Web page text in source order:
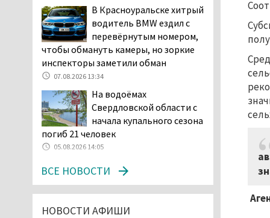
Двое детей пострадали
при сходе трамвая с
рельсов в Нижнем Тагиле
06.08.2026 14:25
Правительство РФ
и продажу бензина класса
«Евро-2», в котором содержание
серы в 10 раз выше, чем в топливе
«Евро-5». Это опасно для здоровья и
повышает износ автомобиля
В Детской городской
больнице № 3 Нижнего
Тагила опровергли
В Красноуральске хитрый
водитель BMW ездил с
перевёрнутым номером,
чтобы обмануть камеры, но зоркие
инспекторы заметили обман
07.08.2026 13:34
На водоёмах
Свердловской области с
начала купального сезона
погиб 21 человек
05.08.2026 14:05
ВСЕ НОВОСТИ
НОВОСТИ АФИШИ